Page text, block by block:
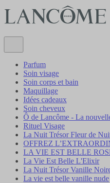
Parfum
Soin visage
Soin corps et bain
Maquillage
Idées cadeaux
Soin cheveux
Ô de Lancôme - La
Rituel Visage
La Nuit Trésor Fleur de
OFFREZ
LA VIE EST BELLE
La Vie Est Belle L'Elixir
La Nuit Trésor Vanille
La vie est belle vanille nude